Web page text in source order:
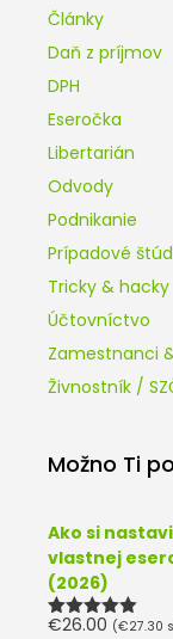
Články
Daň z príjmov
DPH
Eseročka
Libertarián
Odvody
Podnikanie
Prípadové
Tricky & hacky
Účtovníctvo
Zamestnanci
Živnostník /
Možno Ti
Ako si
vlastnej
(2026)
Hodnotenie
€26.00 (€27.30